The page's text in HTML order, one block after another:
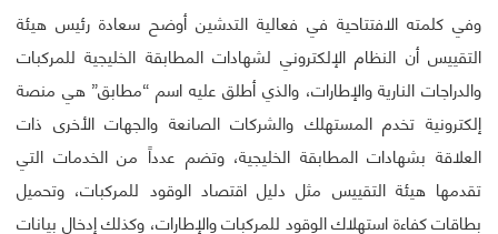
وفي كلمته الافتتاحية في فعالية التدشين أوضح سعادة رئيس هيئة
التقييس أن النظام الإلكتروني لشهادات المطابقة الخليجية للمركبات
والدراجات النارية والإطارات، والذي أطلق عليه اسم “مطابق” هي منصة
إلكترونية تخدم المستهلك والشركات الصانعة والجهات الأخرى ذات
العلاقة بشهادات المطابقة الخليجية، وتضم عدداً من الخدمات التي
تقدمها هيئة التقييس مثل دليل اقتصاد الوقود للمركبات، وتحميل
بطاقات كفاءة استهلاك الوقود للمركبات والإطارات، وكذلك إدخال بيانات